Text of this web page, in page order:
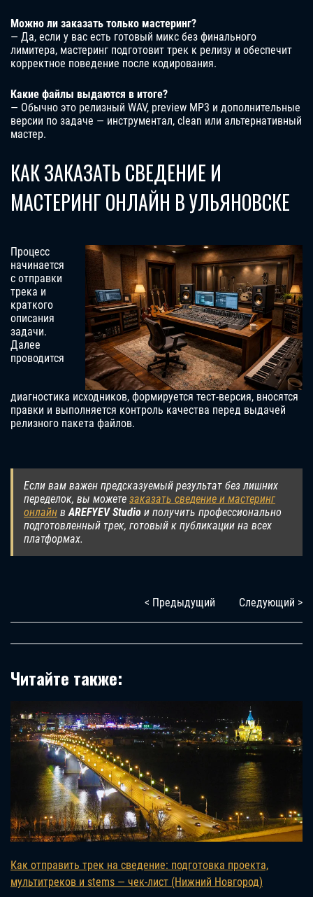
Можно ли заказать только мастеринг?
— Да, если у вас есть готовый микс без финального
лимитера, мастеринг подготовит трек к релизу и обеспечит
корректное поведение после кодирования.
Какие файлы выдаются в итоге?
— Обычно это релизный WAV, preview MP3 и дополнительные
версии по задаче — инструментал, clean или альтернативный
мастер.
КАК ЗАКАЗАТЬ СВЕДЕНИЕ И
МАСТЕРИНГ ОНЛАЙН В УЛЬЯНОВСКЕ
Процесс
начинается
с отправки
трека и
краткого
описания
задачи.
Далее
проводится
диагностика исходников, формируется тест-версия, вносятся
правки и выполняется контроль качества перед выдачей
релизного пакета файлов.
Если вам важен предсказуемый результат без лишних
переделок, вы можете заказать сведение и мастеринг
онлайн вAREFYEV Studio и получить профессионально
подготовленный трек, готовый к публикации на всех
платформах.
< Предыдущий Следующий >
Читайте также:
Как отправить трек на сведение: подготовка проекта,
мультитреков и stems — чек-лист (Нижний Новгород)